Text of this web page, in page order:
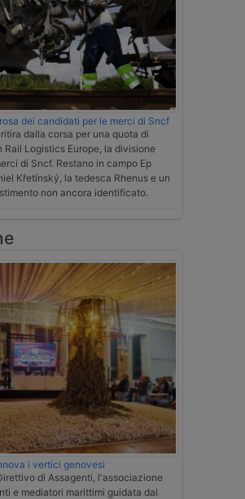
dei candidati per le merci di Sncf
dalla corsa per una quota di
Rail Logistics Europe, la divisione
di Sncf. Restano in campo Ep
Křetínský, la tedesca Rhenus e un
non ancora identificato.
i vertici genovesi
di Assagenti, l'associazione
e mediatori marittimi guidata dal